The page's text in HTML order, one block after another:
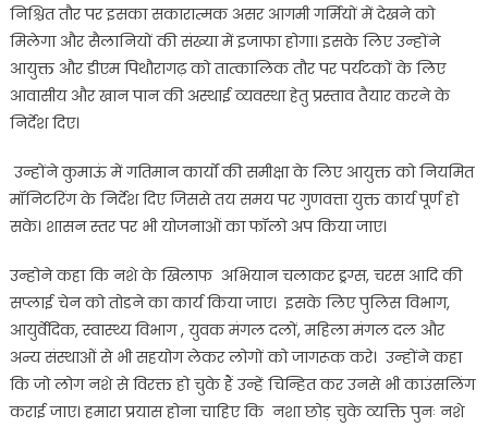
निश्चित तौर पर इसका सकारात्मक असर आगमी गर्मियों में देखने को
मिलेगा और सैलानियों की संख्या में इजाफा होगा। इसके लिए उन्होंने
आयुक्त और डीएम पिथौरागढ़ को तात्कालिक तौर पर पर्यटकों के लिए
आवासीय और खान पान की अस्थाई व्यवस्था हेतु प्रस्ताव तैयार करने के
निर्देश दिए।
उन्होंने कुमाऊं में गतिमान कार्यों की समीक्षा के लिए आयुक्त को नियमित
मॉनिटरिंग के निर्देश दिए जिससे तय समय पर गुणवत्ता युक्त कार्य पूर्ण हो
सके। शासन स्तर पर भी योजनाओं का फॉलो अप किया जाए।
उन्होने कहा कि नशे के खिलाफ अभियान चलाकर ड्रग्स, चरस आदि की
सप्लाई चेन को तोडने का कार्य किया जाए। इसके लिए पुलिस विभाग,
आयुर्वेदिक, स्वास्थ्य विभाग , युवक मंगल दलों, महिला मंगल दल और
अन्य संस्थाओं से भी सहयोग लेकर लोगों को जागरूक करे। उन्होंने कहा
कि जो लोग नशे से विरक्त हो चुके हैं उन्हें चिन्हित कर उनसे भी काउंसलिंग
कराई जाए। हमारा प्रयास होना चाहिए कि नशा छोड़ चुके व्यक्ति पुनः नशे